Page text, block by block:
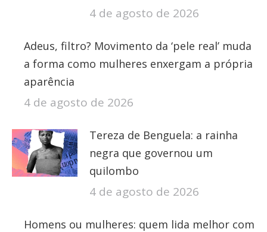
4 de agosto de 2026
Adeus, filtro? Movimento da ‘pele real’ muda
a forma como mulheres enxergam a própria
aparência
4 de agosto de 2026
Tereza de Benguela: a rainha
negra que governou um
quilombo
4 de agosto de 2026
Homens ou mulheres: quem lida melhor com